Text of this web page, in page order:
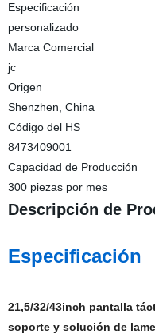
Especificación
personalizado
Marca Comercial
jc
Origen
Shenzhen, China
Código del HS
8473409001
Capacidad de Producción
300 piezas por mes
Descripción de
Especificación
21,5/32/43inch pantalla
soporte y solución de